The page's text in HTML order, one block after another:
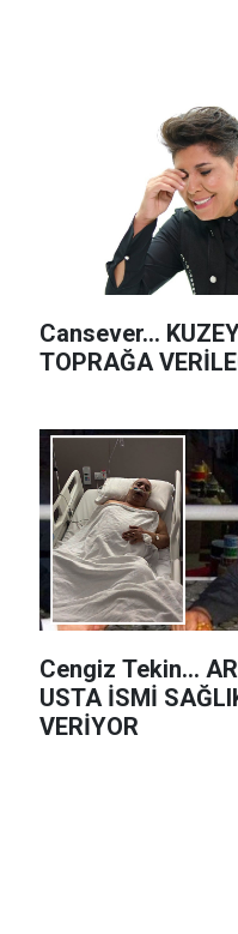
Cansever…
TOPRAĞA
Cengiz Tekin…
USTA İSMİ
VERİYOR